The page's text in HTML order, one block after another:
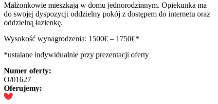
Małżonkowie mieszkają w domu jednorodzinnym. Opiekunka ma
do swojej dyspozycji oddzielny pokój z dostępem do internetu oraz
oddzielną łazienkę.
Wysokość wynagrodzenia: 1500€ – 1750€*
*ustalane indywidualnie przy prezentacji oferty
Numer oferty:
O/01627
Oferujemy: